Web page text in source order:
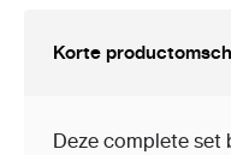
Korte
Deze complete set